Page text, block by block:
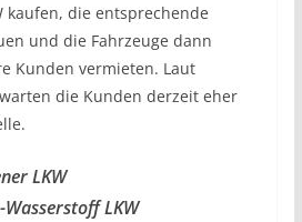
kaufen, die entsprechende
und die Fahrzeuge dann
Kunden vermieten. Laut
warten die Kunden derzeit eher
LKW
LKW